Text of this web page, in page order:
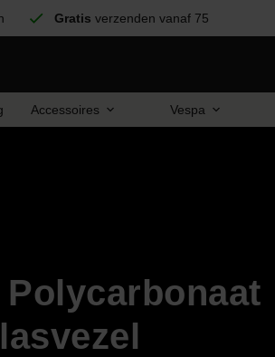
Gratis verzenden vanaf 75
Accessoires Vespa